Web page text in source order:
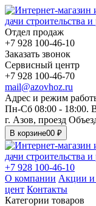
Отдел продаж
+7 928 100-46-10
Заказать звонок
Сервисный центр
+7 928 100-46-70
mail@azovhoz.ru
Адрес и режим
Пн-Сб 08:00 - 18:00.
г. Азов, проезд
В корзине00 ₽
+7 928 100-46-10
О компании Акции и
цент Контакты
Категории товаров